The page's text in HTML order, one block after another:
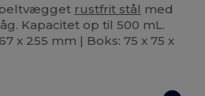
rustfrit stål med
Kapacitet op til 500 mL.
x 255 mm | Boks: 75 x 75 x